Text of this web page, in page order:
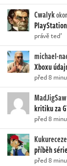
Cwalyk
právě teď
michael-
Xboxu
před 8
MadJigSaw
kritiku za
před 8
příběh
před 8